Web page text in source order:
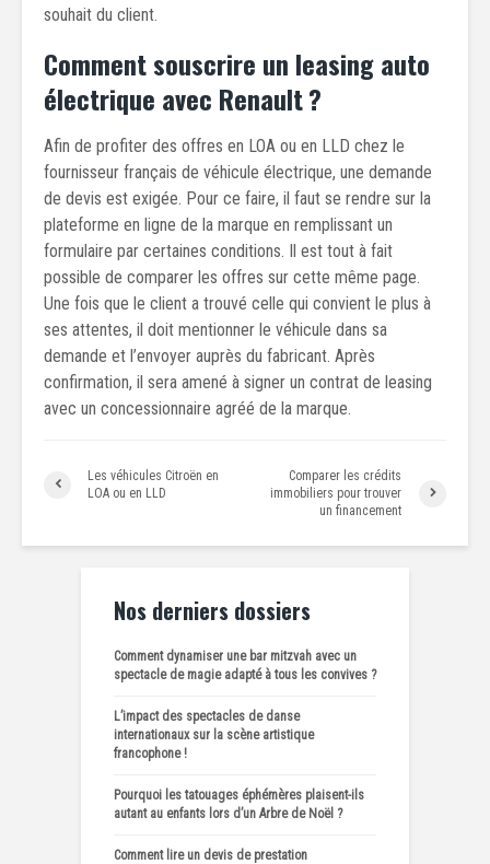
souhait du client.
Comment souscrire un leasing auto
électrique avec Renault ?
Afin de profiter des offres en LOA ou en LLD chez le
fournisseur français de véhicule électrique, une demande
de devis est exigée. Pour ce faire, il faut se rendre sur la
plateforme en ligne de la marque en remplissant un
formulaire par certaines conditions. Il est tout à fait
possible de comparer les offres sur cette même page.
Une fois que le client a trouvé celle qui convient le plus à
ses attentes, il doit mentionner le véhicule dans sa
demande et l’envoyer auprès du fabricant. Après
confirmation, il sera amené à signer un contrat de leasing
avec un concessionnaire agréé de la marque.
Les véhicules Citroën en
LOA ou en LLD
Comparer les crédits
immobiliers pour trouver
un financement
Nos derniers dossiers
Comment dynamiser une bar mitzvah avec un
spectacle de magie adapté à tous les convives ?
L’impact des spectacles de danse
internationaux sur la scène artistique
francophone !
Pourquoi les tatouages éphémères plaisent-ils
autant au enfants lors d’un Arbre de Noël ?
Comment lire un devis de prestation